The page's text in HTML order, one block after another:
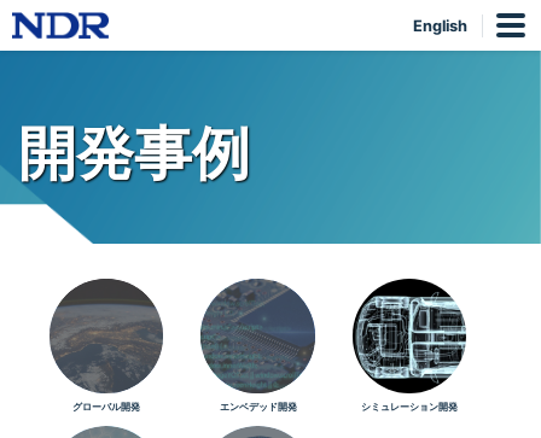
English
開発事例
グローバル開発 エンベデッド開発 シミュレーション開発